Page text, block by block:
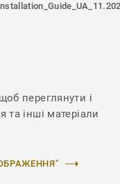
переглянути і
та інші матеріали